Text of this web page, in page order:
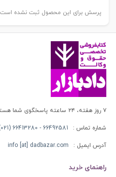
پرسش برای این محصول ثبت نشده است.
۷ روز هفته، ۲۴ ساعته پاسخگوی شما هستیم
شماره تماس : 66492581 - 66413280 (021)
آدرس ایمیل : info [at] dadbazar.com
راهنمای خرید